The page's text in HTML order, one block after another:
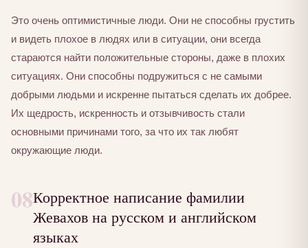
Это очень оптимистичные люди. Они не способны грустить
и видеть плохое в людях или в ситуации, они всегда
стараются найти положительные стороны, даже в плохих
ситуациях. Они способны подружиться с не самыми
добрыми людьми и искренне пытаться сделать их добрее.
Их щедрость, искренность и отзывчивость стали
основными причинами того, за что их так любят
окружающие люди.
08Корректное написание фамилии
Жевахов на русском и английском
языках